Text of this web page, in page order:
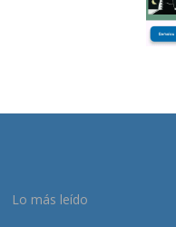
Lo más leído